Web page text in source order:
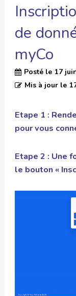
de
myCo
Posté le 17
Mis à jour le
Etape 1 :
pour vous
Etape 2 : Une
le bouton «